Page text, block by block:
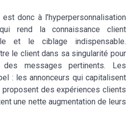
est donc à l’hyperpersonnalisation
rend la connaissance client
et le ciblage indispensable.
le client dans sa singularité pour
messages pertinents. Les
: les annonceurs qui capitalisent
des expériences clients
une nette augmentation de leurs